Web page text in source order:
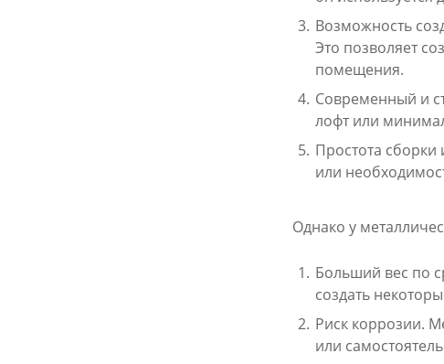
Возможность
Это позволяет
помещения.
Современный и
лофт или
Простота сборки
или
Однако у
Больший вес по
создать
Риск коррозии.
или